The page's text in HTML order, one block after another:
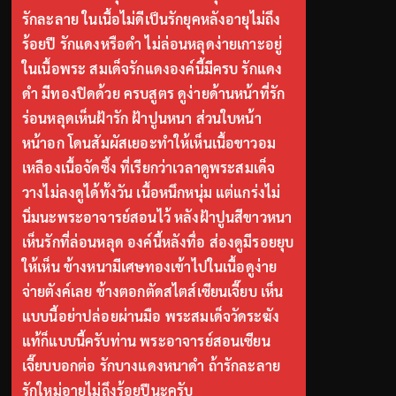
รักละลาย ในเนื้อไม่ดีเป็นรักยุคหลังอายุไม่ถึง
ร้อยปี รักแดงหรือดำ ไม่ล่อนหลุดง่ายเกาะอยู่
ในเนื้อพระ สมเด็จรักแดงองค์นี้มีครบ รักแดง
ดำ มีทองปิดด้วย ครบสูตร ดูง่ายด้านหน้าที่รัก
ร่อนหลุดเห็นฝ้ารัก ฝ้าปูนหนา ส่วนใบหน้า
หน้าอก โดนสัมผัสเยอะทำให้เห็นเนื้อขาวอม
เหลืองเนื้อจัดซึ้ง ที่เรียกว่าเวลาดูพระสมเด็จ
วางไม่ลงดูได้ทั้งวัน เนื้อหนึกหนุ่ม แต่แกร่งไม่
นิ่มนะพระอาจารย์สอนไว้ หลังฝ้าปูนสีขาวหนา
เห็นรักที่ล่อนหลุด องค์นี้หลังทื่อ ส่องดูมีรอยยุบ
ให้เห็น ข้างหนามีเศษทองเข้าไปในเนื้อดูง่าย
จ่ายตังค์เลย ข้างตอกตัดสไตส์เซียนเจี๊ยบ เห็น
แบบนี้อย่าปล่อยผ่านมือ พระสมเด็จวัดระฆัง
แท้ก็แบบนี้ครับท่าน พระอาจารย์สอนเซียน
เจี๊ยบบอกต่อ รักบางแดงหนาดำ ถ้ารักละลาย
รักใหม่อายุไม่ถึงร้อยปีนะครับ